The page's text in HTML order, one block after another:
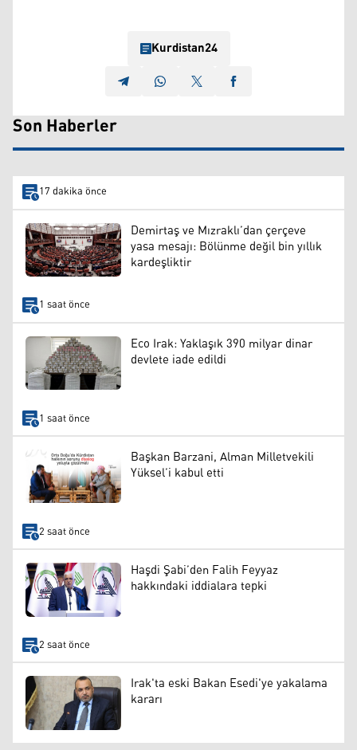
Kurdistan24
Son Haberler
17 dakika önce
Demirtaş ve Mızraklı’dan çerçeve
yasa mesajı: Bölünme değil bin yıllık
kardeşliktir
1 saat önce
Eco Irak: Yaklaşık 390 milyar dinar
devlete iade edildi
1 saat önce
Başkan Barzani, Alman Milletvekili
Yüksel’i kabul etti
2 saat önce
Haşdi Şabi’den Falih Feyyaz
hakkındaki iddialara tepki
2 saat önce
Irak'ta eski Bakan Esedi'ye yakalama
kararı